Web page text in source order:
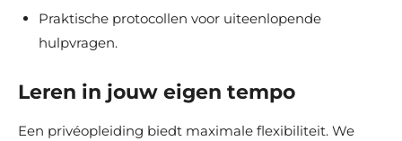
Praktische protocollen voor uiteenlopende
hulpvragen.
Leren in jouw eigen tempo
Een privéopleiding biedt maximale flexibiliteit. We